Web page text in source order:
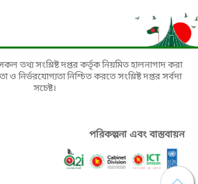
তথ্য সংশ্লিষ্ট দপ্তর কর্তৃক নিয়মিত হালনাগাদ করা
ও নির্ভরযোগ্যতা নিশ্চিত করতে সংশ্লিষ্ট দপ্তর সর্বদা
সচেষ্ট।
পরিকল্পনা এবং বাস্তবায়ন